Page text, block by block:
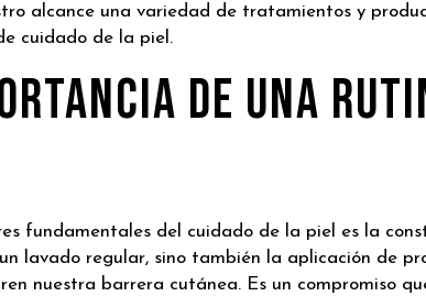
alcance una variedad de tratamientos y
cuidado de la piel.
de una
fundamentales del cuidado de la piel es la
lavado regular, sino también la aplicación de
nuestra barrera cutánea. Es un compromiso